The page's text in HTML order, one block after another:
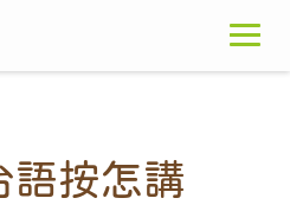
語按怎講